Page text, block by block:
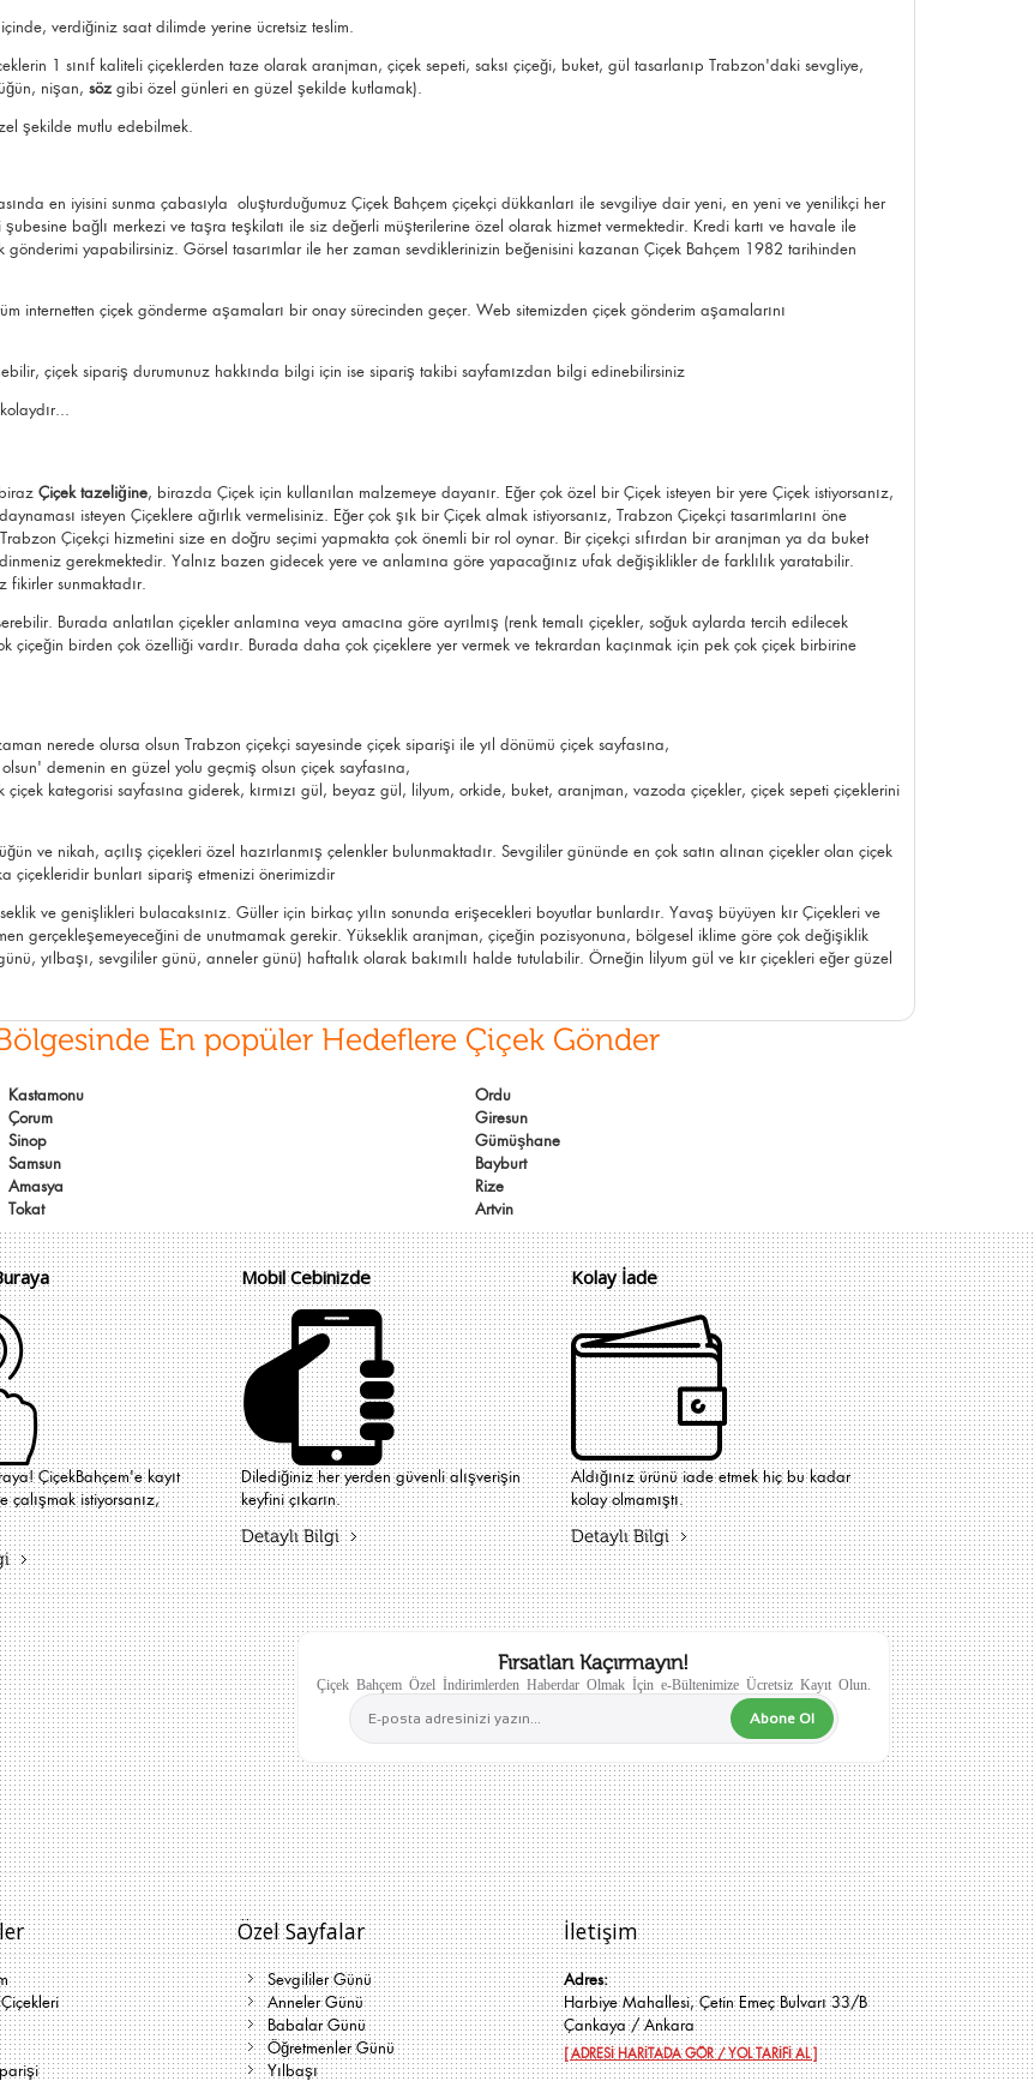
verdiğiniz saat dilimde yerine ücretsiz teslim.
1 sınıf kaliteli çiçeklerden taze olarak aranjman, çiçek sepeti, saksı çiçeği, buket, gül tasarlanıp Trabzon'daki sevgliye,
, nişan, sözgibi özel günleri en güzel şekilde kutlamak).
şekilde mutlu edebilmek.
en iyisini sunma çabasıyla oluşturduğumuz Çiçek Bahçem çiçekçi dükkanları ile sevgiliye dair yeni, en yeni ve yenilikçi her
şubesine bağlı merkezi ve taşra teşkilatı ile siz değerli müşterilerine özel olarak hizmet vermektedir. Kredi kartı ve havale ile
yapabilirsiniz. Görsel tasarımlar ile her zaman sevdiklerinizin beğenisini kazanan Çiçek Bahçem 1982 tarihinden
internetten çiçek gönderme aşamaları bir onay sürecinden geçer. Web sitemizden çiçek gönderim aşamalarını
çiçek sipariş durumunuz hakkında bilgi için ise sipariş takibi sayfamızdan bilgi edinebilirsiniz
Çiçek tazeliğine, birazda Çiçek için kullanılan malzemeye dayanır. Eğer çok özel bir Çiçek isteyen bir yere Çiçek istiyorsanız,
isteyen Çiçeklere ağırlık vermelisiniz. Eğer çok şık bir Çiçek almak istiyorsanız, Trabzon Çiçekçi tasarımlarını öne
Çiçekçi hizmetini size en doğru seçimi yapmakta çok önemli bir rol oynar. Bir çiçekçi sıfırdan bir aranjman ya da buket
gerekmektedir. Yalnız bazen gidecek yere ve anlamına göre yapacağınız ufak değişiklikler de farklılık yaratabilir.
fikirler sunmaktadır.
Burada anlatılan çiçekler anlamına veya amacına göre ayrılmış (renk temalı çiçekler, soğuk aylarda tercih edilecek
çiçeğin birden çok özelliği vardır. Burada daha çok çiçeklere yer vermek ve tekrardan kaçınmak için pek çok çiçek birbirine
nerede olursa olsun Trabzon çiçekçi sayesinde çiçek siparişi ile yıl dönümü çiçek sayfasına,
demenin en güzel yolu geçmiş olsun çiçek sayfasına,
çiçek kategorisi sayfasına giderek, kırmızı gül, beyaz gül, lilyum, orkide, buket, aranjman, vazoda çiçekler, çiçek sepeti çiçeklerini
ve nikah, açılış çiçekleri özel hazırlanmış çelenkler bulunmaktadır. Sevgililer gününde en çok satın alınan çiçekler olan çiçek
çiçekleridir bunları sipariş etmenizi önerimizdir
ve genişlikleri bulacaksınız. Güller için birkaç yılın sonunda erişecekleri boyutlar bunlardır. Yavaş büyüyen kır Çiçekleri ve
gerçekleşemeyeceğini de unutmamak gerekir. Yükseklik aranjman, çiçeğin pozisyonuna, bölgesel iklime göre çok değişiklik
yılbaşı, sevgililer günü, anneler günü) haftalık olarak bakımılı halde tutulabilir. Örneğin lilyum gül ve kır çiçekleri eğer güzel
En popüler Hedeflere Çiçek Gönder
Kastamonu
Çorum
Sinop
Samsun
Amasya
Tokat
Ordu
Giresun
Gümüşhane
Bayburt
Rize
Artvin
ÇiçekBahçem'e kayıt
çalışmak istiyorsanız,
Mobil Cebinizde
Dilediğiniz her yerden güvenli alışverişin
keyfini çıkarın.
Detaylı Bilgi
Kolay İade
Aldığınız ürünü iade etmek hiç bu kadar
kolay olmamıştı.
Detaylı Bilgi
Fırsatları Kaçırmayın!
Çiçek Bahçem Özel İndirimlerden Haberdar Olmak İçin e-Bültenimize Ücretsiz Kayıt Olun.
Abone Ol
Özel Sayfalar
Sevgililer Günü
Anneler Günü
Babalar Günü
Öğretmenler Günü
Yılbaşı
İletişim
Adres:
Harbiye Mahallesi, Çetin Emeç Bulvarı 33/B
Çankaya / Ankara
[ ADRESİ HARİTADA GÖR / YOL TARİFİ AL ]